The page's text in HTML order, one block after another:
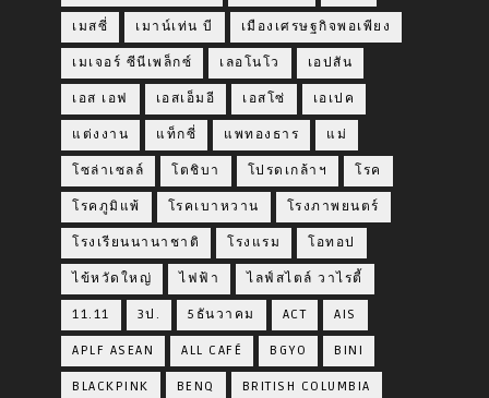
เมสซี่ เมาน์เท่น บี เมืองเศรษฐกิจพอเพียง
เมเจอร์ ซีนีเพล็กซ์ เลอโนโว เอปสัน
เอส เอฟ เอสเอ็มอี เอสโซ่ เอเปค
แต่งงาน แท็กซี่ แพทองธาร แม่
โซล่าเซลล์ โตชิบา โปรดเกล้าฯ โรค
โรคภูมิแพ้ โรคเบาหวาน โรงภาพยนตร์
โรงเรียนนานาชาติ โรงแรม โอทอป
ไข้หวัดใหญ่ ไฟฟ้า ไลฟ์สไตล์ วาไรตี้
11.11 3ป. 5ธันวาคม ACT AIS
APLF ASEAN ALL CAFÉ BGYO BINI
BLACKPINK BENQ BRITISH COLUMBIA